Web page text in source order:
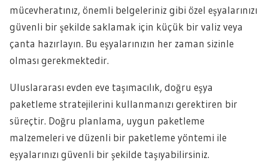
mücevheratınız, önemli belgeleriniz gibi özel eşyalarınızı
güvenli bir şekilde saklamak için küçük bir valiz veya
çanta hazırlayın. Bu eşyalarınızın her zaman sizinle
olması gerekmektedir.
Uluslararası evden eve taşımacılık, doğru eşya
paketleme stratejilerini kullanmanızı gerektiren bir
süreçtir. Doğru planlama, uygun paketleme
malzemeleri ve düzenli bir paketleme yöntemi ile
eşyalarınızı güvenli bir şekilde taşıyabilirsiniz.